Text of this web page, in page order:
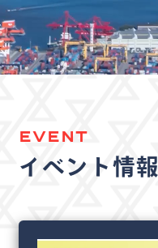
EVENT
イベント情報